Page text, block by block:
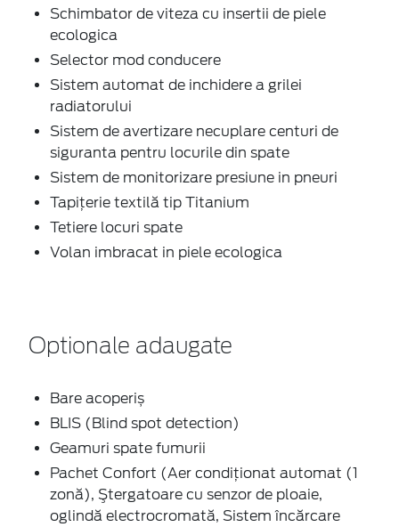
Schimbator de viteza cu insertii de piele
ecologica
Selector mod conducere
Sistem automat de inchidere a grilei
radiatorului
Sistem de avertizare necuplare centuri de
siguranta pentru locurile din spate
Sistem de monitorizare presiune in pneuri
Tapițerie textilă tip Titanium
Tetiere locuri spate
Volan imbracat in piele ecologica
Optionale adaugate
Bare acoperiș
BLIS (Blind spot detection)
Geamuri spate fumurii
Pachet Confort (Aer condiționat automat (1
zonă), Ştergatoare cu senzor de ploaie,
oglindă electrocromată, Sistem încărcare